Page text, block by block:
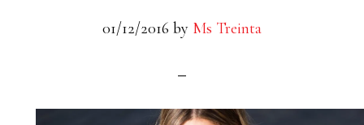
01/12/2016 by Ms Treinta